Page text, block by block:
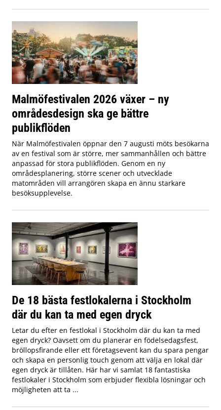
Malmöfestivalen 2026 växer – ny
områdesdesign ska ge bättre
publikflöden
När Malmöfestivalen öppnar den 7 augusti möts besökarna
av en festival som är större, mer sammanhållen och bättre
anpassad för stora publikflöden. Genom en ny
områdesplanering, större scener och utvecklade
matområden vill arrangören skapa en ännu starkare
besöksupplevelse.
De 18 bästa festlokalerna i Stockholm
där du kan ta med egen dryck
Letar du efter en festlokal i Stockholm där du kan ta med
egen dryck? Oavsett om du planerar en födelsedagsfest,
bröllopsfirande eller ett företagsevent kan du spara pengar
och skapa en personlig touch genom att välja en lokal där
egen dryck är tillåten. Här har vi samlat 18 fantastiska
festlokaler i Stockholm som erbjuder flexibla lösningar och
möjligheten att ta ...